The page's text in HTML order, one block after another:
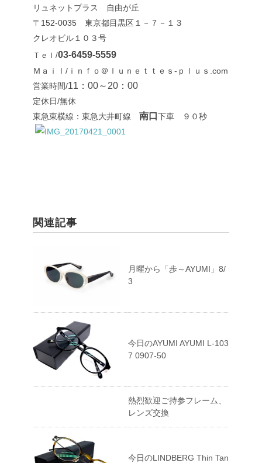
リュネットプラス 自由が丘
〒152-0035 東京都目黒区１－７－１３
クレオビル１０３号
Ｔｅｌ/03-6459-5559
Ｍａｉｌ/ｉｎｆｏ＠ｌｕｎｅｔｔｅｓ-ｐｌｕｓ.com
営業時間/11：00～20：00
定休日/無休
東急東横線：東急大井町線 南口 下車 ９０秒
関連記事
月曜から「歩～AYUMI」8/
3
今日のAYUMI AYUMI L-103
7 0907-50
熱烈歓迎ご持参フレーム、
レンズ交換
今日のLINDBERG Thin Tan